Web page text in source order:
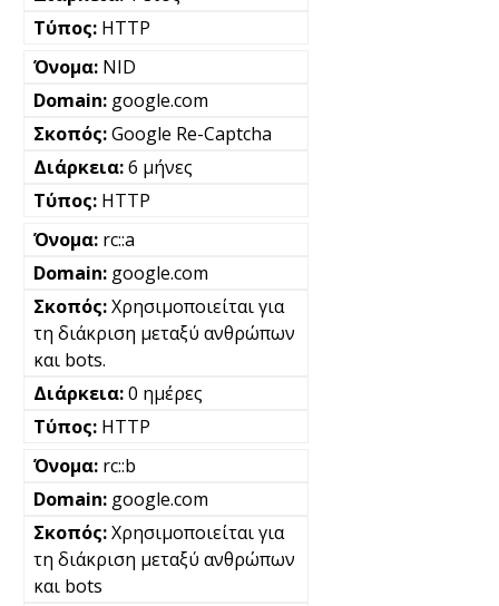
HTTP
NID
google.com
Google Re-Captcha
6 μήνες
HTTP
rc::a
google.com
Χρησιμοποιείται για
τη διάκριση μεταξύ ανθρώπων
και bots.
0 ημέρες
HTTP
rc::b
google.com
Χρησιμοποιείται για
τη διάκριση μεταξύ ανθρώπων
και bots